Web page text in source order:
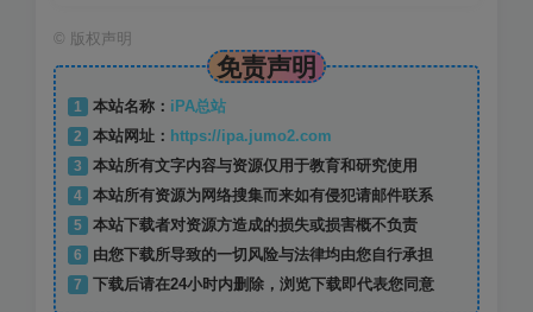
© 版权声明
免责声明
1 本站名称： iPA总站
2
本站网址： https://ipa.jumo2.com
3
本站所有文字内容与资源仅用于教育和研究使用
4
本站所有资源为网络搜集而来如有侵犯请邮件联系
5
本站下载者对资源方造成的损失或损害概不负责
6
由您下载所导致的一切风险与法律均由您自行承担
7
下载后请在24小时内删除，浏览下载即代表您同意